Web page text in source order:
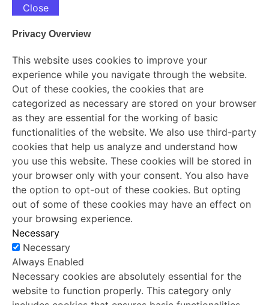
Close
Privacy Overview
This website uses cookies to improve your
experience while you navigate through the website.
Out of these cookies, the cookies that are
categorized as necessary are stored on your browser
as they are essential for the working of basic
functionalities of the website. We also use third-party
cookies that help us analyze and understand how
you use this website. These cookies will be stored in
your browser only with your consent. You also have
the option to opt-out of these cookies. But opting
out of some of these cookies may have an effect on
your browsing experience.
Necessary
Necessary
Always Enabled
Necessary cookies are absolutely essential for the
website to function properly. This category only